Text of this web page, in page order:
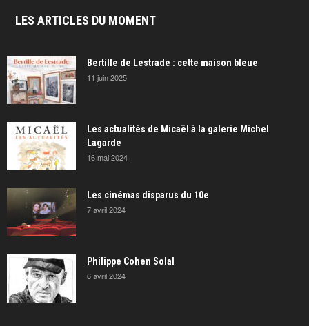
LES ARTICLES DU MOMENT
Bertille de Lestrade : cette maison bleue
11 juin 2025
Les actualités de Micaël à la galerie Michel
Lagarde
16 mai 2024
Les cinémas disparus du 10e
7 avril 2024
Philippe Cohen Solal
6 avril 2024